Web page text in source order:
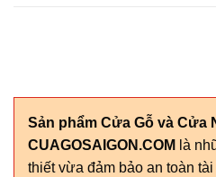
Sản phẩm Cửa Gỗ và Cửa
CUAGOSAIGON.COM là
thiết vừa đảm bảo an toàn